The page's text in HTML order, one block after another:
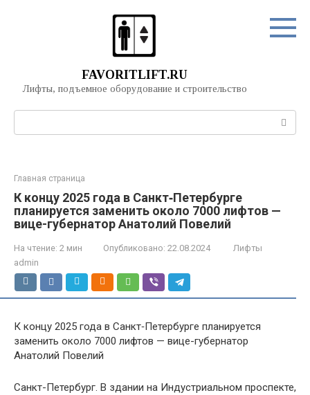
FAVORITLIFT.RU
Лифты, подъемное оборудование и строительство
Главная страница
К концу 2025 года в Санкт‑Петербурге
планируется заменить около 7000 лифтов —
вице-губернатор Анатолий Повелий
На чтение: 2 мин Опубликовано: 22.08.2024
Лифты
admin
К концу 2025 года в Санкт‑Петербурге планируется
заменить около 7000 лифтов — вице-губернатор
Анатолий Повелий
Санкт-Петербург. В здании на Индустриальном проспекте,